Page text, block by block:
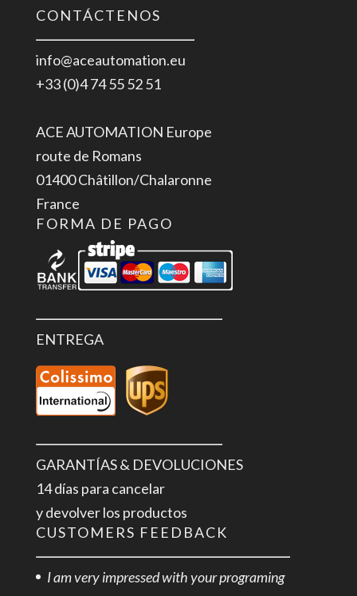
CONTÁCTENOS
info@aceautomation.eu
+33 (0)4 74 55 52 51
ACE AUTOMATION Europe
route de Romans
01400 Châtillon/Chalaronne
France
FORMA DE PAGO
ENTREGA
GARANTÍAS & DEVOLUCIONES
14 días para cancelar
y devolver los productos
CUSTOMERS FEEDBACK
I am very impressed with your programing